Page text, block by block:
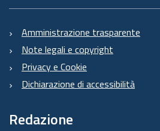
Amministrazione trasparente
Note legali e copyright
Privacy e Cookie
Dichiarazione di accessibilità
Redazione